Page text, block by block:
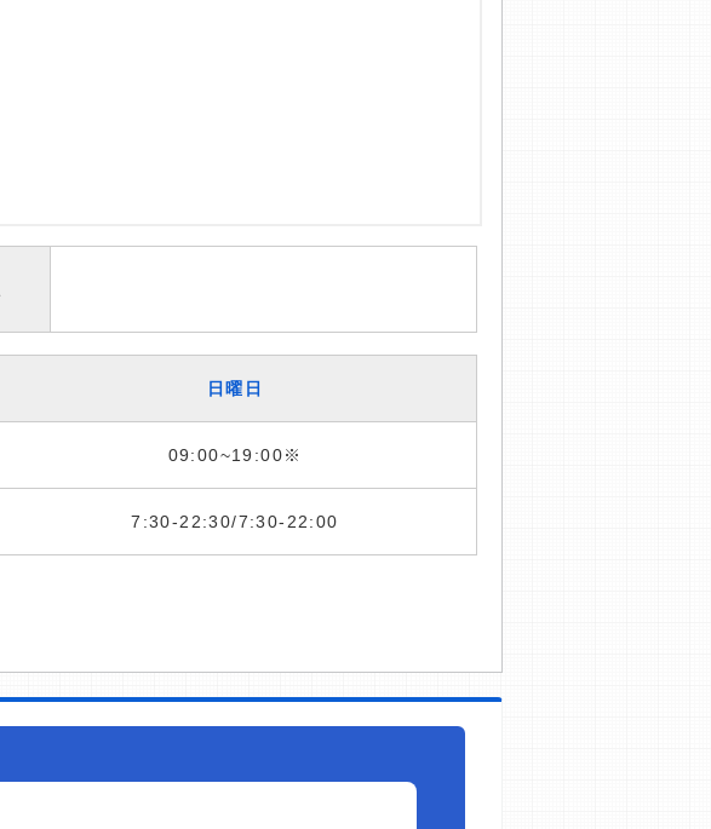
日曜日
09:00~19:00※
7:30-22:30/7:30-22:00